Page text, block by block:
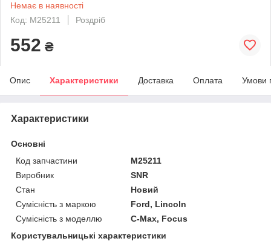
Немає в наявності
Код: M25211
Роздріб
552 ₴
Опис Характеристики Доставка Оплата Умови
Характеристики
Основні
Код запчастини
M25211
Виробник
SNR
Стан
Новий
Сумісність з маркою
Ford, Lincoln
Сумісність з моделлю
C-Max, Focus
Користувальницькі характеристики